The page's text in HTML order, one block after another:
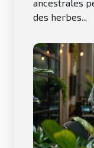
ancestrales
des herbes...